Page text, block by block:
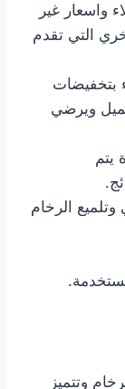
واسعار غير
التي تقدم
بتخفيضات
ويرضي
يتم
الرخام
وتتميز